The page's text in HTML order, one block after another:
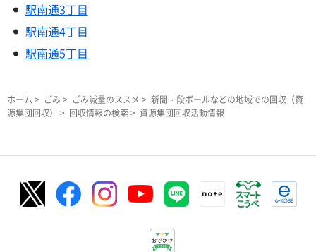
駅南通3丁目
駅南通4丁目
駅南通5丁目
ホーム > ごみ > ごみ減量のススメ > 新聞・段ボールなどの地域での回収（資
源集団回収）
> 回収情報の検索 > 資源集団回収活動情報